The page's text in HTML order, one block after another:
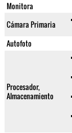
Monitora
Cámara Primaria
Autofoto
Procesador,
Almacenamiento